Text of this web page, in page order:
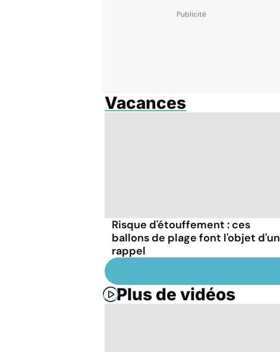
Vacances
Risque d'étouffement : ces
ballons de plage font l'objet d'un
rappel
Plus de vidéos